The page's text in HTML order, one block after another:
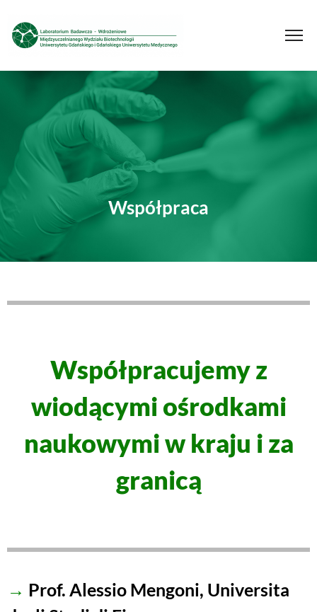
Współpraca
Współpracujemy z
wiodącymi ośrodkami
naukowymi w kraju i za
granicą
→ Prof. Alessio Mengoni, Universita